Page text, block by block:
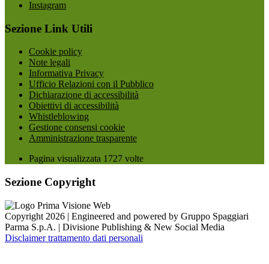
Instagram
Sezione Link Utili
Cookie policy
Note legali
Informativa Privacy
Ufficio Relazioni con il Pubblico
Dichiarazione di accessibilità
Obiettivi di accessibilità
Whistleblowing
Gestione consensi cookie
Amministrazione trasparente
Pagina visualizzata 1727 volte
Sezione Copyright
Copyright 2026 | Engineered and powered by Gruppo Spaggiari
Parma S.p.A. | Divisione Publishing & New Social Media
Disclaimer trattamento dati personali